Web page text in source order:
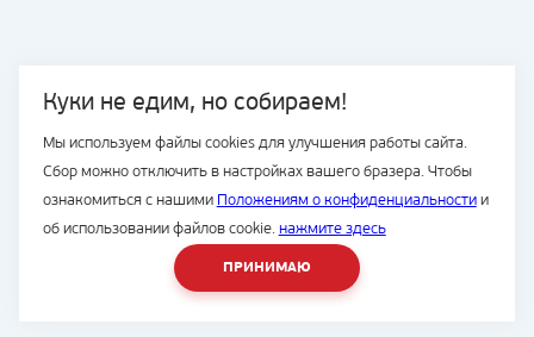
Куки не едим, но собираем!
Мы используем файлы cookies для улучшения работы сайта.
Сбор можно отключить в настройках вашего бразера. Чтобы
ознакомиться с нашими Положениям о конфиденциальностии
об использовании файлов cookie. нажмите здесь
ПРИНИМАЮ